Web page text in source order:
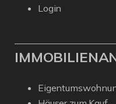
Login